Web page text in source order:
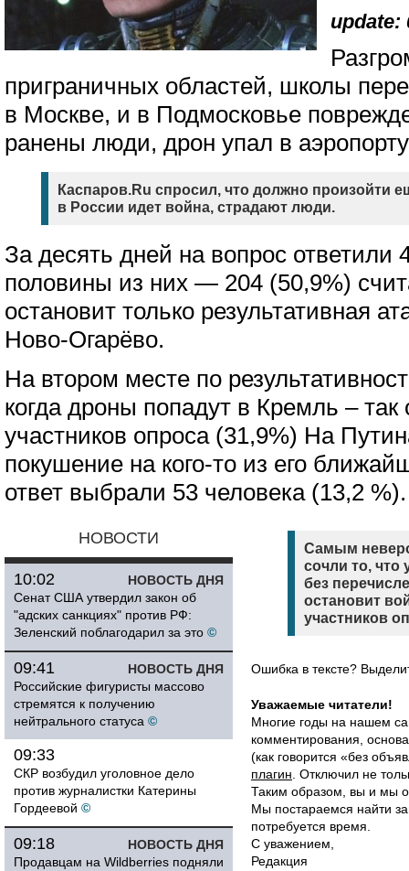
update:
приграничных областей, школы
в Москве, и в Подмосковье
ранены люди, дрон упал в
Каспаров.Ru спросил, что должно произойти
в России идет война, страдают люди.
За десять дней на вопрос ответили
половины из них — 204 (50,9%)
остановит только результативная
Ново-Огарёво.
На втором месте по
когда дроны попадут в Кремль – так
участников опроса (31,9%) На
покушение на кого-то из его
ответ выбрали 53 человека (13,2 %).
НОВОСТИ
НОВОСТЬ ДНЯ
10:02
Сенат США утвердил закон об
"адских санкциях" против РФ:
Зеленский поблагодарил за это ©
НОВОСТЬ ДНЯ
09:41
Российские фигуристы массово
стремятся к получению
нейтрального статуса ©
09:33
СКР возбудил уголовное дело
против журналистки Катерины
Гордеевой ©
НОВОСТЬ ДНЯ
09:18
Продавцам на Wildberries подняли
Самым
сочли то, что
без
остановит
участников
Ошибка в тексте?
Уважаемые читатели!
Многие годы на нашем
комментирования,
(как говорится «без
плагин . Отключил не
Таким образом, вы и мы
Мы постараемся найти
потребуется время.
С уважением,
Редакция